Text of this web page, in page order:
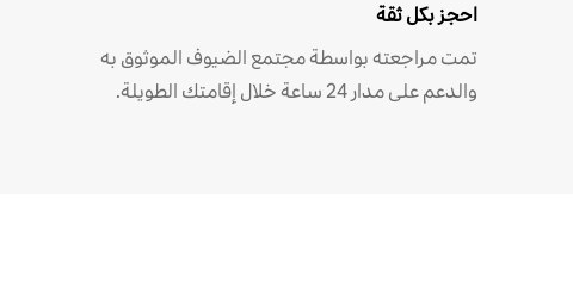
احجز بكل ثقة
تمت مراجعته بواسطة مجتمع الضيوف الموثوق به
والدعم على مدار 24 ساعة خلال إقامتك الطويلة.